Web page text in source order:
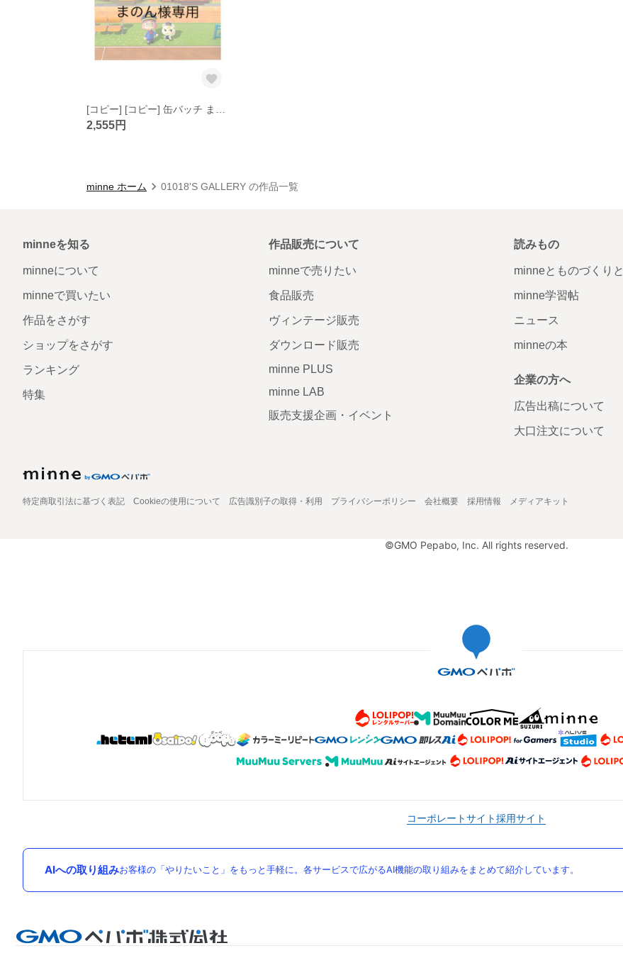
2,555円
minne ホーム 01018'S GALLERY の作品一覧
minneを知る
minneについて
minneで買いたい
作品をさがす
ショップをさがす
ランキング
特集
作品販売について
minneで売りたい
食品販売
ヴィンテージ販売
ダウンロード販売
minne PLUS
minne LAB
販売支援企画・イベント
読みもの
minneとものづくりと
minne学習帖
ニュース
minneの本
企業の方へ
広告出稿について
大口注文について
特定商取引法に基づく表記 Cookieの使用について 広告識別子の取得・利用 プライバシーポリシー 会社概要 採用情報 メディアキット
©GMO Pepabo, Inc. All rights reserved.
コーポレートサイト採用サイト
AIへの取り組みお客様の「やりたいこと」をもっと手軽に。各サービスで広がるAI機能の取り組みをまとめて紹介しています。